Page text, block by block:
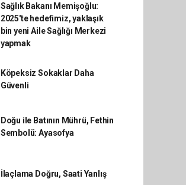
Sağlık Bakanı Memişoğlu:
2025'te hedefimiz, yaklaşık
bin yeni Aile Sağlığı Merkezi
yapmak
Köpeksiz Sokaklar Daha
Güvenli
Doğu ile Batının Mührü, Fethin
Sembolü: Ayasofya
İlaçlama Doğru, Saati Yanlış